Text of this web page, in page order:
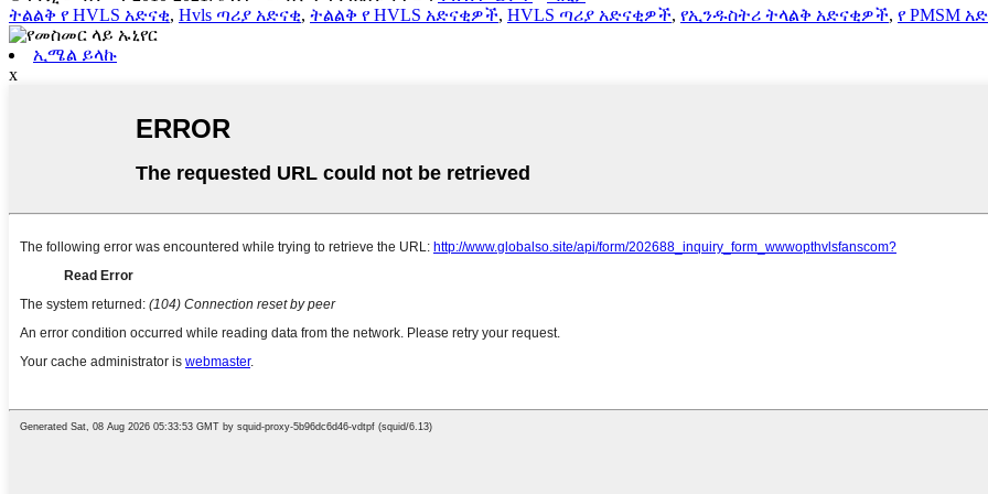
ትልልቅ የ HVLS አድናቂ, Hvls ጣሪያ አድናቂ, ትልልቅ የ HVLS አድናቂዎች, HVLS ጣሪያ አድናቂዎች, የኢንዱስትሪ ትላልቅ አድናቂዎች, የ PMSM
ኢሜል ይላኩ
x